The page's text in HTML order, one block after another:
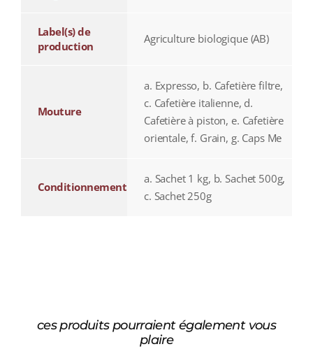
Label(s) de
production
Agriculture biologique (AB)
Mouture
a. Expresso, b. Cafetière filtre,
c. Cafetière italienne, d.
Cafetière à piston, e. Cafetière
orientale, f. Grain, g. Caps Me
Conditionnement
a. Sachet 1 kg, b. Sachet 500g,
c. Sachet 250g
ces produits pourraient également vous
plaire